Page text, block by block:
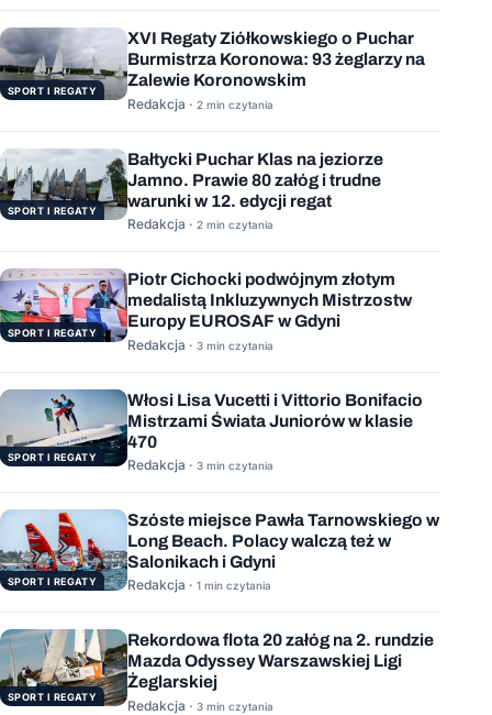
SPORT I REGATY
XVI Regaty Ziółkowskiego o Puchar
Burmistrza Koronowa: 93 żeglarzy na
Zalewie Koronowskim
Redakcja · 2 min czytania
SPORT I REGATY
Bałtycki Puchar Klas na jeziorze
Jamno. Prawie 80 załóg i trudne
warunki w 12. edycji regat
Redakcja · 2 min czytania
SPORT I REGATY
Piotr Cichocki podwójnym złotym
medalistą Inkluzywnych Mistrzostw
Europy EUROSAF w Gdyni
Redakcja · 3 min czytania
SPORT I REGATY
Włosi Lisa Vucetti i Vittorio Bonifacio
Mistrzami Świata Juniorów w klasie
470
Redakcja · 3 min czytania
SPORT I REGATY
Szóste miejsce Pawła Tarnowskiego w
Long Beach. Polacy walczą też w
Salonikach i Gdyni
Redakcja · 1 min czytania
SPORT I REGATY
Rekordowa flota 20 załóg na 2. rundzie
Mazda Odyssey Warszawskiej Ligi
Żeglarskiej
Redakcja · 3 min czytania